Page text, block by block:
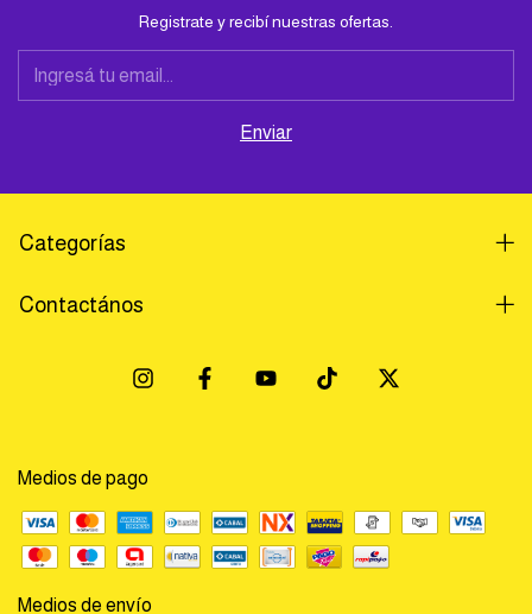
Registrate y recibí nuestras ofertas.
Categorías
Contactános
Medios de pago
Medios de envío